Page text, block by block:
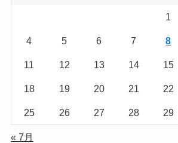
1
4 5 6 7 8
11 12 13 14 15
18 19 20 21 22
25 26 27 28 29
« 7月